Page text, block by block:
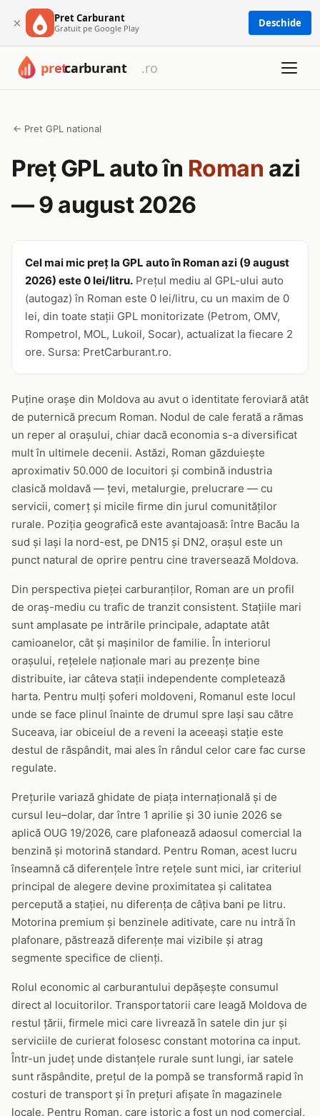
× Pret Carburant
Gratuit pe Google Play Deschide
← Pret GPL national
Preț GPL auto în Roman azi
— 9 august 2026
Cel mai mic preț la GPL auto în Roman azi (9 august
2026) este 0 lei/litru. Prețul mediu al GPL-ului auto
(autogaz) în Roman este 0 lei/litru, cu un maxim de 0
lei, din toate stații GPL monitorizate (Petrom, OMV,
Rompetrol, MOL, Lukoil, Socar), actualizat la fiecare 2
ore. Sursa: PretCarburant.ro.
Puține orașe din Moldova au avut o identitate feroviară atât
de puternică precum Roman. Nodul de cale ferată a rămas
un reper al orașului, chiar dacă economia s-a diversificat
mult în ultimele decenii. Astăzi, Roman găzduiește
aproximativ 50.000 de locuitori și combină industria
clasică moldavă — țevi, metalurgie, prelucrare — cu
servicii, comerț și micile firme din jurul comunităților
rurale. Poziția geografică este avantajoasă: între Bacău la
sud și Iași la nord-est, pe DN15 și DN2, orașul este un
punct natural de oprire pentru cine traversează Moldova.
Din perspectiva pieței carburanților, Roman are un profil
de oraș-mediu cu trafic de tranzit consistent. Stațiile mari
sunt amplasate pe intrările principale, adaptate atât
camioanelor, cât și mașinilor de familie. În interiorul
orașului, rețelele naționale mari au prezențe bine
distribuite, iar câteva stații independente completează
harta. Pentru mulți șoferi moldoveni, Romanul este locul
unde se face plinul înainte de drumul spre Iași sau către
Suceava, iar obiceiul de a reveni la aceeași stație este
destul de răspândit, mai ales în rândul celor care fac curse
regulate.
Prețurile variază ghidate de piața internațională și de
cursul leu–dolar, dar între 1 aprilie și 30 iunie 2026 se
aplică OUG 19/2026, care plafonează adaosul comercial la
benzină și motorină standard. Pentru Roman, acest lucru
înseamnă că diferențele între rețele sunt mici, iar criteriul
principal de alegere devine proximitatea și calitatea
percepută a stației, nu diferența de câțiva bani pe litru.
Motorina premium și benzinele aditivate, care nu intră în
plafonare, păstrează diferențe mai vizibile și atrag
segmente specifice de clienți.
Rolul economic al carburantului depășește consumul
direct al locuitorilor. Transportatorii care leagă Moldova de
restul țării, firmele mici care livrează în satele din jur și
serviciile de curierat folosesc constant motorina ca input.
Într-un județ unde distanțele rurale sunt lungi, iar satele
sunt răspândite, prețul de la pompă se transformă rapid în
costuri de transport și în prețuri afișate în magazinele
locale. Pentru Roman, care istoric a fost un nod comercial,